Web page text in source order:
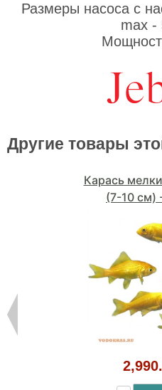
Размеры насоса с
max -
Другие товары
Карась
(7-10 см)